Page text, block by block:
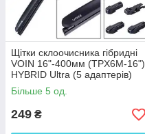
Щітки склоочисника гібридні
VOIN 16"-400мм (TPX6M-16")
HYBRID Ultra (5 адаптерів)
Більше 5 од.
249 ₴